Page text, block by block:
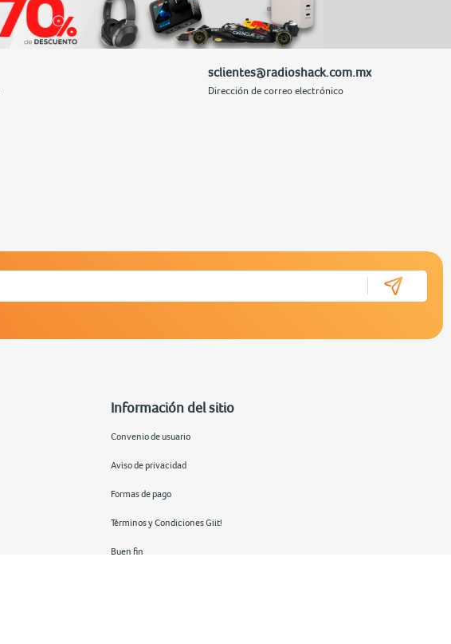
sclientes@radioshack.com.mx
Dirección de correo electrónico
Información del sitio
Convenio de usuario
Aviso de privacidad
Formas de pago
Términos y Condiciones Giit!
Buen fin